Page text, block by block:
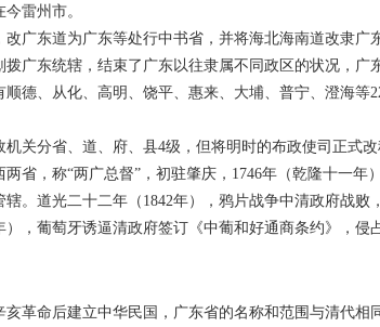
雷州市。
东道为广东等处行中书省，并将海北海南道改隶广
广东统辖，结束了广东以往隶属不同政区的状况，广
顺德、从化、高明、饶平、惠来、大埔、普宁、澄海
分省、道、府、县4级，但将明时的布政使司正式改
两省，称“两广总督”，初驻肇庆，1746年（乾隆十一
。道光二十二年（1842年），鸦片战争中清政府战
，葡萄牙诱逼清政府签订《中葡和好通商条约》，侵
命后建立中华民国，广东省的名称和范围与清代相